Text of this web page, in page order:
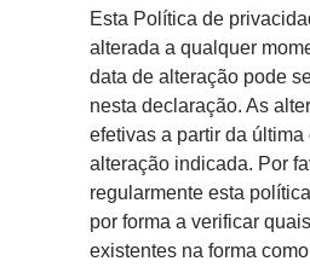
Esta Política de
alterada a qualquer
data de alteração pode
nesta declaração. As
efetivas a partir da última
alteração indicada. Por
regularmente esta
por forma a verificar
existentes na forma